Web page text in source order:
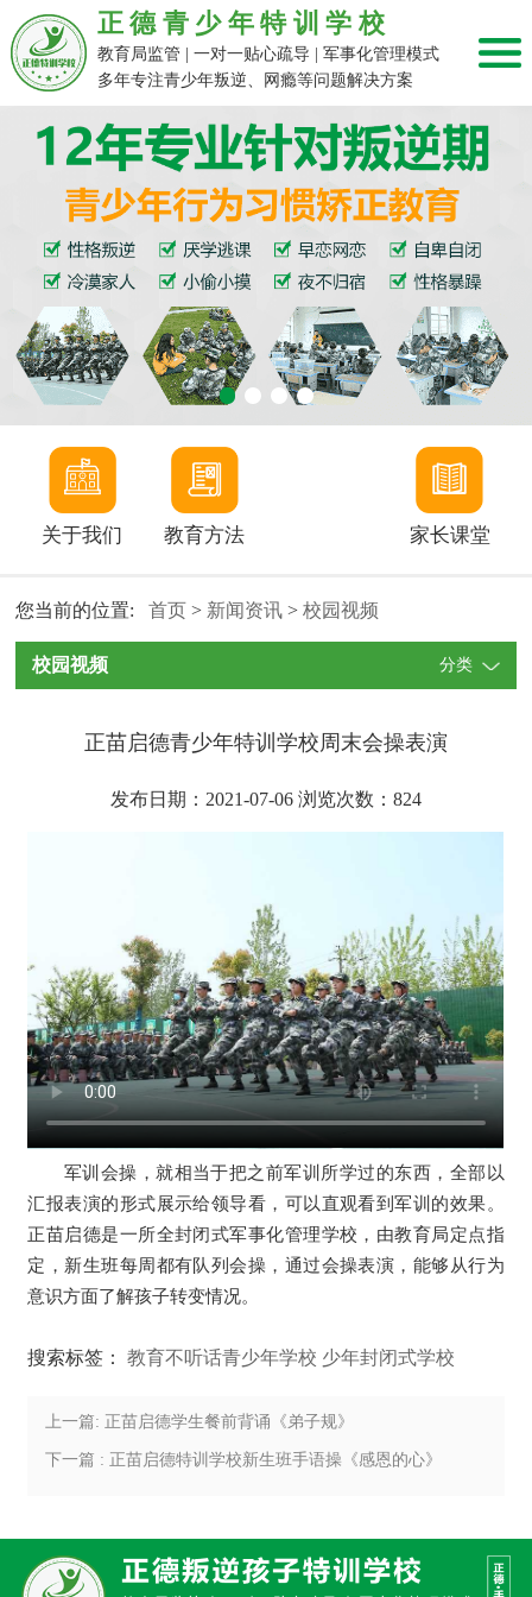
正德青少年特训学校
教育局监管 | 一对一贴心疏导 | 军事化管理模式
多年专注青少年叛逆、网瘾等问题解决方案
关于我们 教育方法 家长课堂
您当前的位置:首页 > 新闻资讯>校园视频
校园视频 分类
正苗启德青少年特训学校周末会操表演
发布日期：2021-07-06 浏览次数： 824
军训会操，就相当于把之前军训所学过的东西，全部以
汇报表演的形式展示给领导看，可以直观看到军训的效果。
正苗启德是一所全封闭式军事化管理学校，由教育局定点指
定，新生班每周都有队列会操，通过会操表演，能够从行为
意识方面了解孩子转变情况。
搜索标签：教育不听话青少年学校 少年封闭式学校
上一篇: 正苗启德学生餐前背诵《弟子规》
下一篇 : 正苗启德特训学校新生班手语操《感恩的心》